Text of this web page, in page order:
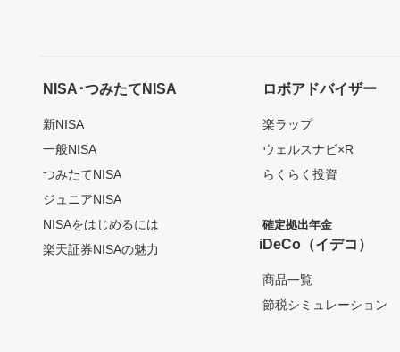
NISA･つみたてNISA
新NISA
一般NISA
つみたてNISA
ジュニアNISA
NISAをはじめるには
楽天証券NISAの魅力
ロボアドバイザー
楽ラップ
ウェルスナビ×R
らくらく投資
確定拠出年金
iDeCo（イデコ）
商品一覧
節税シミュレーション